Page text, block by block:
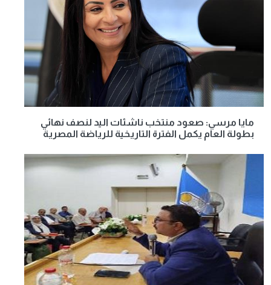
مايا مرسي: صعود منتخب ناشئات اليد لنصف نهائي
بطولة العام يكمل الفترة التاريخية للرياضة المصرية